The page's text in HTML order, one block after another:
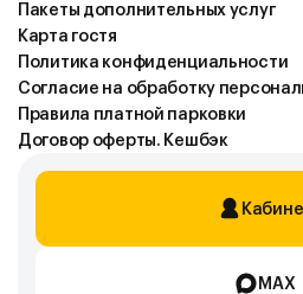
Пакеты дополнительных услуг
Карта гостя
Политика конфиденциальности
Согласие на обработку
Правила платной парковки
Договор оферты. Кешбэк
MAX